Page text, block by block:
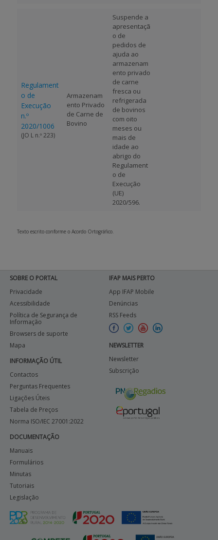
Regulament
o de
Execução
n.º
2020/1006
(JO L n.º 223)
Armazenam
ento Privado
de Carne de
Bovino
Suspende a
apresentaçã
o de
pedidos de
ajuda ao
armazenam
ento privado
de carne
fresca ou
refrigerada
de bovinos
com oito
meses ou
mais de
idade ao
abrigo do
Regulament
o de
Execução
(UE)
2020/596.
Texto escrito conforme o Acordo Ortográfico.
SOBRE O PORTAL
Privacidade
Acessibilidade
Política de Segurança de
Informação
Browsers de suporte
Mapa
INFORMAÇÃO ÚTIL
Contactos
Perguntas Frequentes
Ligações Úteis
Tabela de Preços
Norma ISO/IEC 27001:2022
DOCUMENTAÇÃO
Manuais
Formulários
Minutas
Tutoriais
Legislação
IFAP MAIS PERTO
App IFAP Mobile
Denúncias
RSS Feeds
NEWSLETTER
Newsletter
Subscrição